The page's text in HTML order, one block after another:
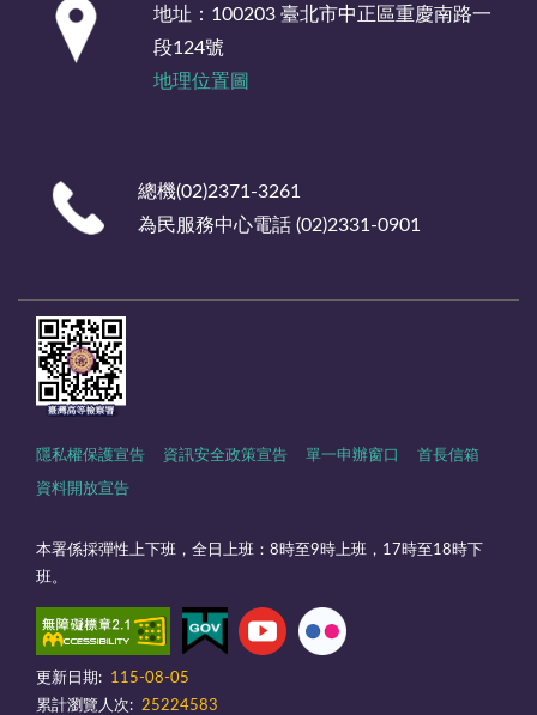
地址：100203 臺北市中正區重慶南路一
段124號
地理位置圖
總機(02)2371-3261
為民服務中心電話 (02)2331-0901
隱私權保護宣告 資訊安全政策宣告 單一申辦窗口 首長信箱
資料開放宣告
本署係採彈性上下班，全日上班：8時至9時上班，17時至18時下
班。
更新日期:
115-08-05
累計瀏覽人次: 25224583